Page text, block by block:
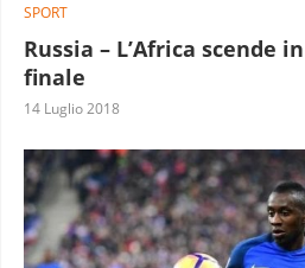
SPORT
Russia – L’Africa scende
finale
14 Luglio 2018